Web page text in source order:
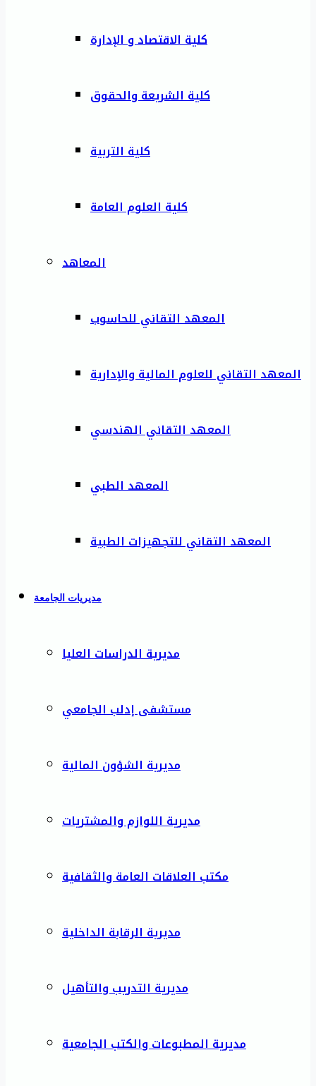
كلية الاقتصاد و الإدارة
كلية الشريعة والحقوق
كلية التربية
كلية العلوم العامة
المعاهد
المعهد التقاني للحاسوب
المعهد التقاني للعلوم المالية والإدارية
المعهد التقاني الهندسي
المعهد الطبي
المعهد التقاني للتجهيزات الطبية
مديريات الجامعة
مديرية الدراسات العليا
مستشفى إدلب الجامعي
مديرية الشؤون المالية
مديرية اللوازم والمشتريات
مكتب العلاقات العامة والثقافية
مديرية الرقابة الداخلية
مديرية التدريب والتأهيل
مديرية المطبوعات والكتب الجامعية